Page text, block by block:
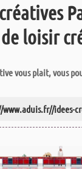
loisir
vous plait, vous